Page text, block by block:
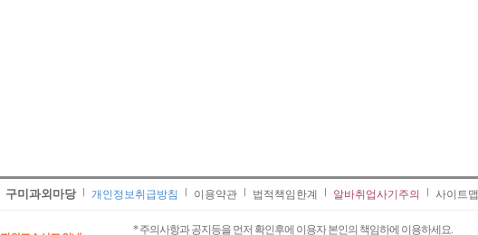
조** 수학 , 서** 수학/과학
채* 영어/수학 ,
구미과외마당 개인정보취급방침 이용약관 법적책임한계 알바취업사기주의 사이트맵
* 주의사항과 공지등을 먼저 확인후에 이용자 본인의 책임하에 이용하세요.